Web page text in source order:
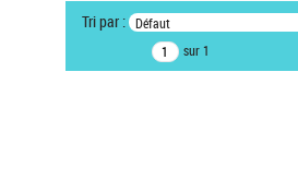
Type de notice d'autorité
Tri par : Défaut
sur 1